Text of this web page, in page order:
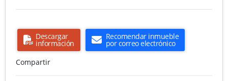
Descargar
información
Recomendar inmueble
por correo electrónico
Compartir